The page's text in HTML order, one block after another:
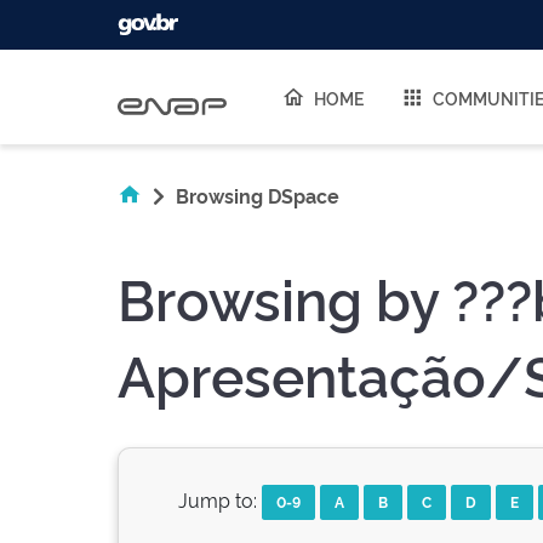
HOME
Browsing DSpace
Browsing by
Apresentação/
Jump to: 0-9 A B C D E